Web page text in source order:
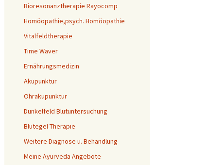
Bioresonanztherapie Rayocomp
Homöopathie,psych. Homöopathie
Vitalfeldtherapie
Time Waver
Ernährungsmedizin
Akupunktur
Ohrakupunktur
Dunkelfeld Blutuntersuchung
Blutegel Therapie
Weitere Diagnose u. Behandlung
Meine Ayurveda Angebote